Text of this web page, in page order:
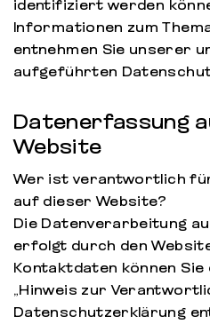
identifiziert werden
Informationen zum
entnehmen Sie unserer
aufgeführten
Datenerfassung
Website
Wer ist verantwortlich
auf dieser Website?
Die Datenverarbeitung
erfolgt durch den
Kontaktdaten können Sie
„Hinweis zur
Datenschutzerklärung